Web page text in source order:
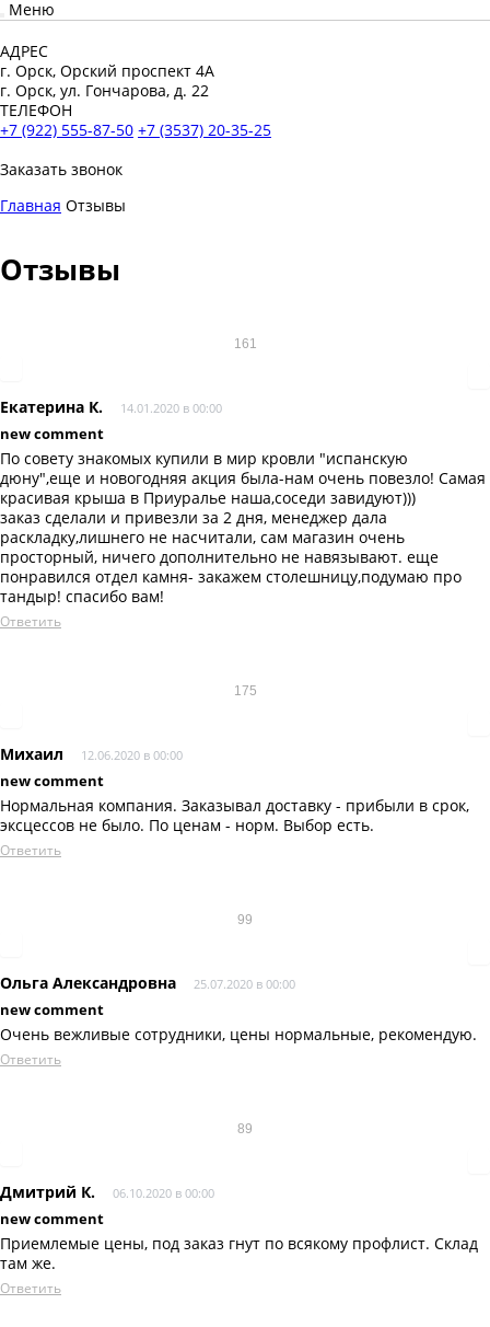
АДРЕС
г. Орск, Орский проспект 4А
г. Орск, ул. Гончарова, д. 22
ТЕЛЕФОН
+7 (922) 555-87-50 +7 (3537) 20-35-25
Заказать звонок
Меню
Главная Отзывы
Отзывы
161
Екатерина К. 14.01.2020 в 00:00
new comment
По совету знакомых купили в мир кровли "испанскую
дюну",еще и новогодняя акция была-нам очень повезло! Самая
красивая крыша в Приуралье наша,соседи завидуют)))
заказ сделали и привезли за 2 дня, менеджер дала
раскладку,лишнего не насчитали, сам магазин очень
просторный, ничего дополнительно не навязывают. еще
понравился отдел камня- закажем столешницу,подумаю про
тандыр! спасибо вам!
Ответить
175
Михаил 12.06.2020 в 00:00
new comment
Нормальная компания. Заказывал доставку - прибыли в срок,
эксцессов не было. По ценам - норм. Выбор есть.
Ответить
99
Ольга Александровна 25.07.2020 в 00:00
new comment
Очень вежливые сотрудники, цены нормальные, рекомендую.
Ответить
89
Дмитрий К. 06.10.2020 в 00:00
new comment
Приемлемые цены, под заказ гнут по всякому профлист. Склад
там же.
Ответить